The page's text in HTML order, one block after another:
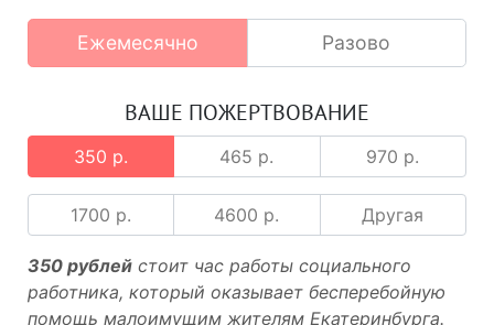
Ежемесячно Разово
ВАШЕ ПОЖЕРТВОВАНИЕ
350 р. 465 р. 970 р.
1700 р. 4600 р. Другая
350 рублей стоит час работы социального
работника, который оказывает бесперебойную
помощь малоимущим жителям Екатеринбурга.